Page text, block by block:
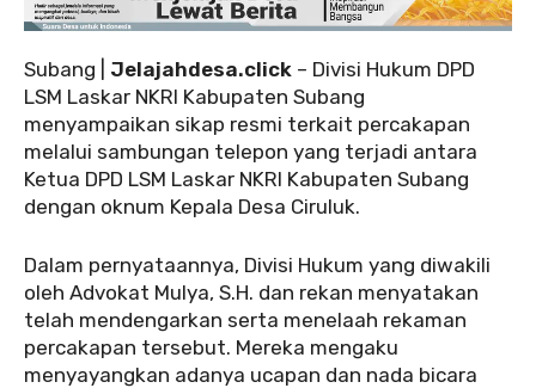
Subang | Jelajahdesa.click – Divisi Hukum DPD
LSM Laskar NKRI Kabupaten Subang
menyampaikan sikap resmi terkait percakapan
melalui sambungan telepon yang terjadi antara
Ketua DPD LSM Laskar NKRI Kabupaten Subang
dengan oknum Kepala Desa Ciruluk.
Dalam pernyataannya, Divisi Hukum yang diwakili
oleh Advokat Mulya, S.H. dan rekan menyatakan
telah mendengarkan serta menelaah rekaman
percakapan tersebut. Mereka mengaku
menyayangkan adanya ucapan dan nada bicara